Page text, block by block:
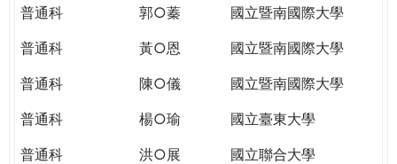
普通科
郭○蓁
國立暨南國際大學
普通科
黃○恩
國立暨南國際大學
普通科
陳○儀
國立暨南國際大學
普通科
楊○瑜
國立臺東大學
普通科
洪○展
國立聯合大學